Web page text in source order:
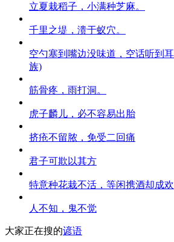
立夏栽稻子，小满种芝麻。
千里之堤，溃于蚁穴。
空勺塞到嘴边没味道，空话听到
族)
筋骨疼，雨打洞。
虎子麟儿，必不容易出胎
挤疮不留脓，免受二回痛
君子可欺以其方
特意种花栽不活，等闲携酒却成欢
人不知，鬼不觉
大家正在搜的谚语